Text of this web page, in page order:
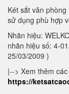
Két sắt văn
sử dụng phù hợp
Nhãn hiệu:
nhãn hiệu số: 4-
25/03/2009 )
|--> Xem thêm
https://